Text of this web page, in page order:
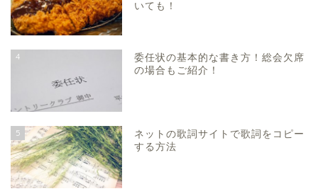
いても！
4
委任状の基本的な書き方！総会欠席
の場合もご紹介！
5
ネットの歌詞サイトで歌詞をコピー
する方法